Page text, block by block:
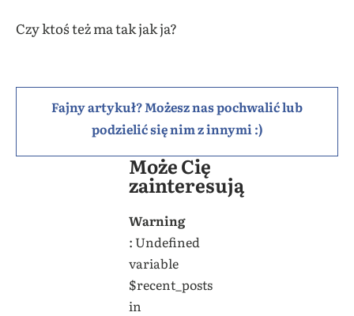
Czy ktoś też ma tak jak ja?
Fajny artykuł? Możesz nas pochwalić lub
podzielić się nim z innymi :)
Może Cię
zainteresują
Warning
: Undefined
variable
$recent_posts
in